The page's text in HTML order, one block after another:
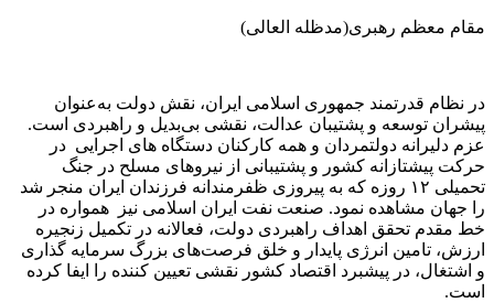
مقام معظم رهبری(مدظله العالی)
در نظام قدرتمند جمهوری اسلامی ایران، نقش دولت به‌عنوان
پیشران توسعه و پشتیبان عدالت، نقشی بی‌بدیل و راهبردی است.
عزم دلیرانه دولتمردان و همه کارکنان دستگاه های اجرایی در
حرکت پیشتازانه کشور و پشتیبانی از نیروهای مسلح در جنگ
تحمیلی ۱۲ روزه که به پیروزی ظفرمندانه فرزندان ایران منجر شد
را جهان مشاهده نمود. صنعت نفت ایران اسلامی نیز همواره در
خط مقدم تحقق اهداف راهبردی دولت، فعالانه در تکمیل زنجیره‌
ارزش، تامین انرژی پایدار و خلق فرصت‌های بزرگ سرمایه گذاری
و اشتغال، در پیشبرد اقتصاد کشور نقشی تعیین کننده را ایفا کرده
است.